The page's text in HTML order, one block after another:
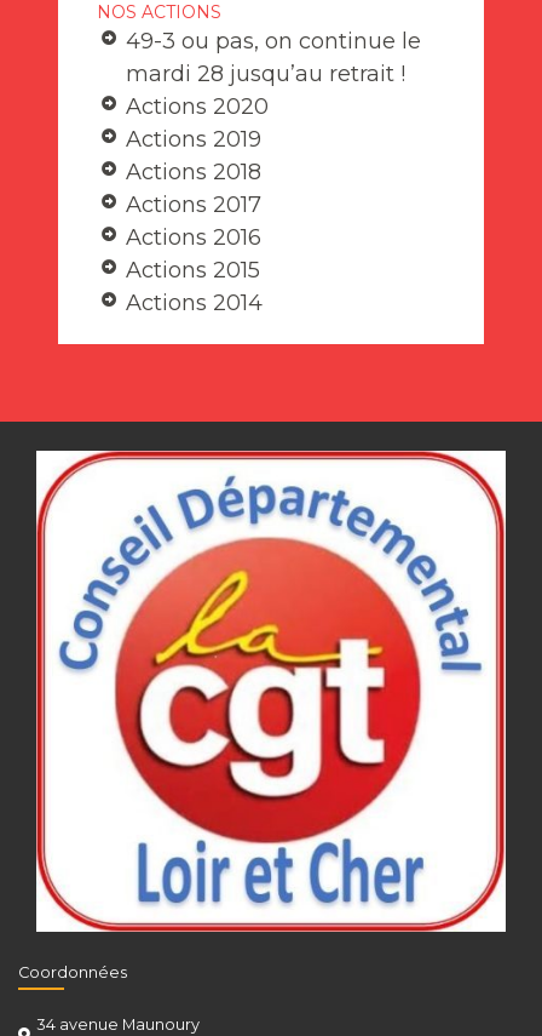
NOS ACTIONS
49-3 ou pas, on continue le
mardi 28 jusqu’au retrait !
Actions 2020
Actions 2019
Actions 2018
Actions 2017
Actions 2016
Actions 2015
Actions 2014
Coordonnées
34 avenue Maunoury